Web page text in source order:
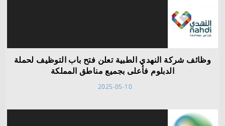
وظائف شركة النهدي الطبية تعلن فتح باب التوظيف لحملة
الدبلوم فأعلى بجميع مناطق المملكة
2025-05-10